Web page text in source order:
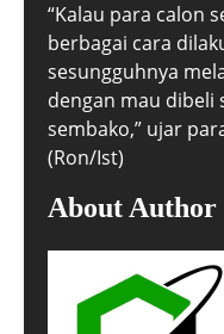
“Kalau para calon
berbagai cara
sesungguhnya
dengan mau dibeli
sembako,” ujar
(Ron/Ist)
About Author